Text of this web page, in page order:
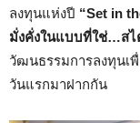
ลงทุนแห่งปี “Set in
มั่งคั่งในแบบที่ใช่…ส
วัฒนธรรมการลงทุนเ
วันแรกมาฝากกัน